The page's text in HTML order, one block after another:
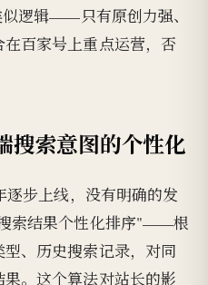
逻辑——只有原创力强、
百家号上重点运营，否
搜索意图的个性化
逐步上线，没有明确的发
索结果个性化排序"——根
、历史搜索记录，对同
。这个算法对站长的影